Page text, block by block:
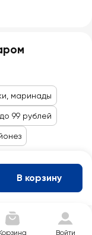
маринады
99 рублей
В корзину
Войти